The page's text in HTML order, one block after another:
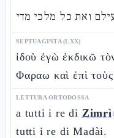
ואת כל מלכי מדי
SEPTUAGINTA (LXX)
ἰδοὺ ἐγὼ ἐκδικῶ
Φαραω καὶ ἐπὶ
LETTURA ORTODOSSA
a tutti i re di Zimrì
tutti i re di Madài.